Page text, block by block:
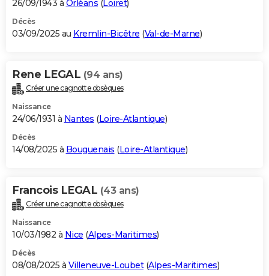
26/09/1943 à Orléans (Loiret)
Décès
03/09/2025 au Kremlin-Bicêtre (Val-de-Marne)
Rene LEGAL (94 ans)
Créer une cagnotte obsèques
Naissance
24/06/1931 à Nantes (Loire-Atlantique)
Décès
14/08/2025 à Bouguenais (Loire-Atlantique)
Francois LEGAL (43 ans)
Créer une cagnotte obsèques
Naissance
10/03/1982 à Nice (Alpes-Maritimes)
Décès
08/08/2025 à Villeneuve-Loubet(Alpes-Maritimes)